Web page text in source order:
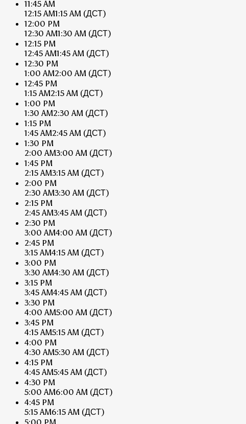
11:45 AM
12:15 AM1:15 AM (ДСТ)
12:00 PM
12:30 AM1:30 AM (ДСТ)
12:15 PM
12:45 AM1:45 AM (ДСТ)
12:30 PM
1:00 AM2:00 AM (ДСТ)
12:45 PM
1:15 AM2:15 AM (ДСТ)
1:00 PM
1:30 AM2:30 AM (ДСТ)
1:15 PM
1:45 AM2:45 AM (ДСТ)
1:30 PM
2:00 AM3:00 AM (ДСТ)
1:45 PM
2:15 AM3:15 AM (ДСТ)
2:00 PM
2:30 AM3:30 AM (ДСТ)
2:15 PM
2:45 AM3:45 AM (ДСТ)
2:30 PM
3:00 AM4:00 AM (ДСТ)
2:45 PM
3:15 AM4:15 AM (ДСТ)
3:00 PM
3:30 AM4:30 AM (ДСТ)
3:15 PM
3:45 AM4:45 AM (ДСТ)
3:30 PM
4:00 AM5:00 AM (ДСТ)
3:45 PM
4:15 AM5:15 AM (ДСТ)
4:00 PM
4:30 AM5:30 AM (ДСТ)
4:15 PM
4:45 AM5:45 AM (ДСТ)
4:30 PM
5:00 AM6:00 AM (ДСТ)
4:45 PM
5:15 AM6:15 AM (ДСТ)
5:00 PM